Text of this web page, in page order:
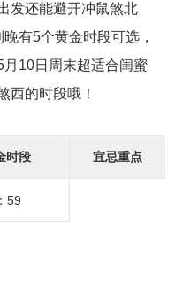
发还能避开冲鼠煞北
有5个黄金时段可选，
10日周末超适合闺蜜
西的时段哦！
时段 宜忌重点
59